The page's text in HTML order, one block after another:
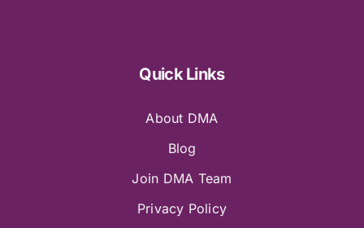
Quick Links
About DMA
Blog
Join DMA Team
Privacy Policy